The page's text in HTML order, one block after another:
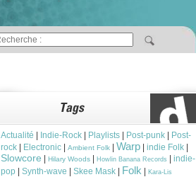
Actualité Indie-Rock Playlists Post-punk
Post-
rock
Electronic Ambient Folk Warp indie Folk
Slowcore Hilary Woods Howlin Banana Records
indie-
pop
Synth-wave Skee Mask Folk
Kara-Lis